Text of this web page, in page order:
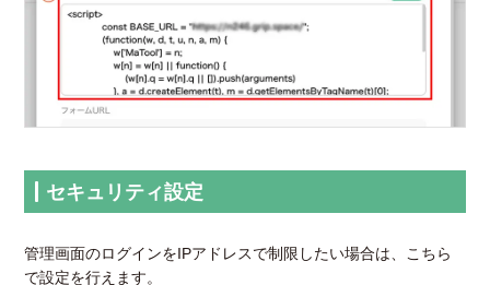
セキュリティ設定
管理画面のログインをIPアドレスで制限したい場合は、こちら
で設定を行えます。